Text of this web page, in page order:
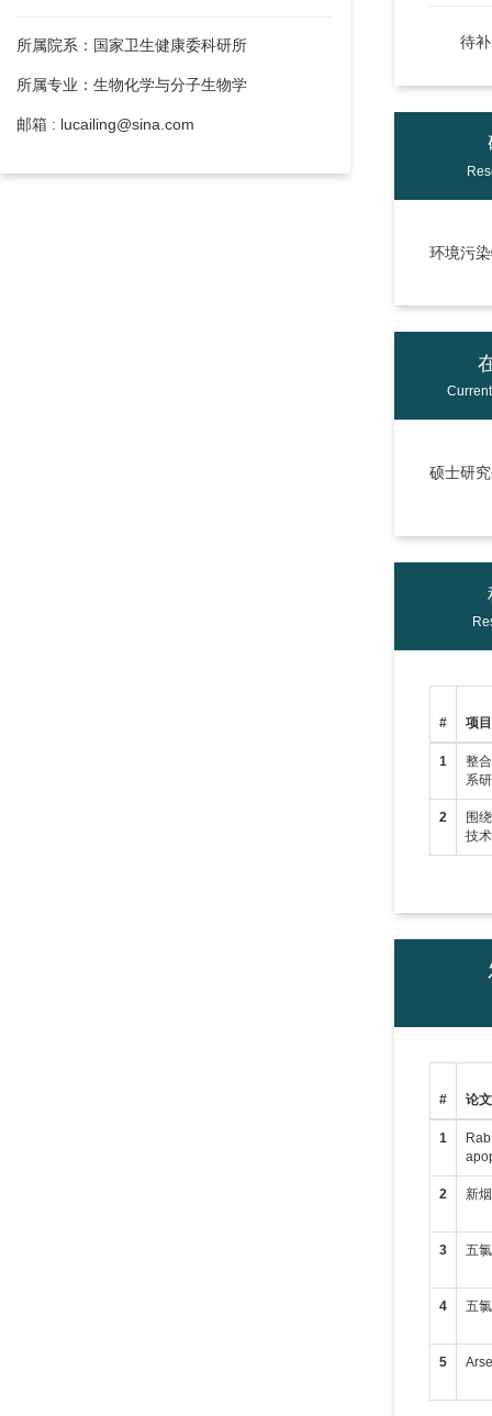
所属院系：国家卫生健康委科研所
所属专业：生物化学与分子生物学
邮箱 : lucailing@sina.com
待
环境污
硕士研
# 项
1
整
系
2
围
技
# 论
1
2 新
3 五
4 五
5